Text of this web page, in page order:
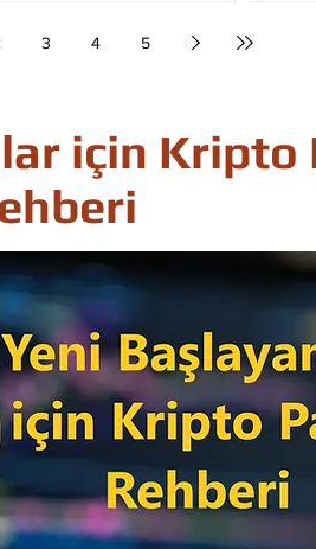
3 4 5
için Kripto